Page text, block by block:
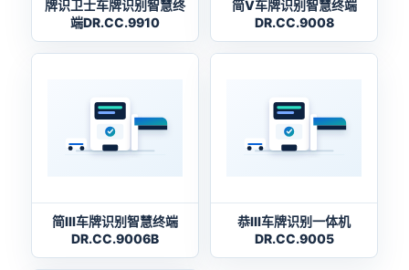
牌识卫士车牌识别智慧终
端DR.CC.9910
简V车牌识别智慧终端
DR.CC.9008
简Ⅲ车牌识别智慧终端
DR.CC.9006B
恭Ⅲ车牌识别一体机
DR.CC.9005